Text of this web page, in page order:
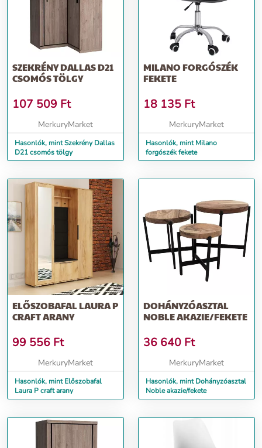
SZEKRÉNY DALLAS D21
CSOMÓS TÖLGY
107 509 Ft
MerkuryMarket
Hasonlók, mint Szekrény Dallas
D21 csomós tölgy
MILANO FORGÓSZÉK
FEKETE
18 135 Ft
MerkuryMarket
Hasonlók, mint Milano
forgószék fekete
ELŐSZOBAFAL LAURA P
CRAFT ARANY
99 556 Ft
MerkuryMarket
Hasonlók, mint Előszobafal
Laura P craft arany
DOHÁNYZÓASZTAL
NOBLE AKAZIE/FEKETE
36 640 Ft
MerkuryMarket
Hasonlók, mint Dohányzóasztal
Noble akazie/fekete